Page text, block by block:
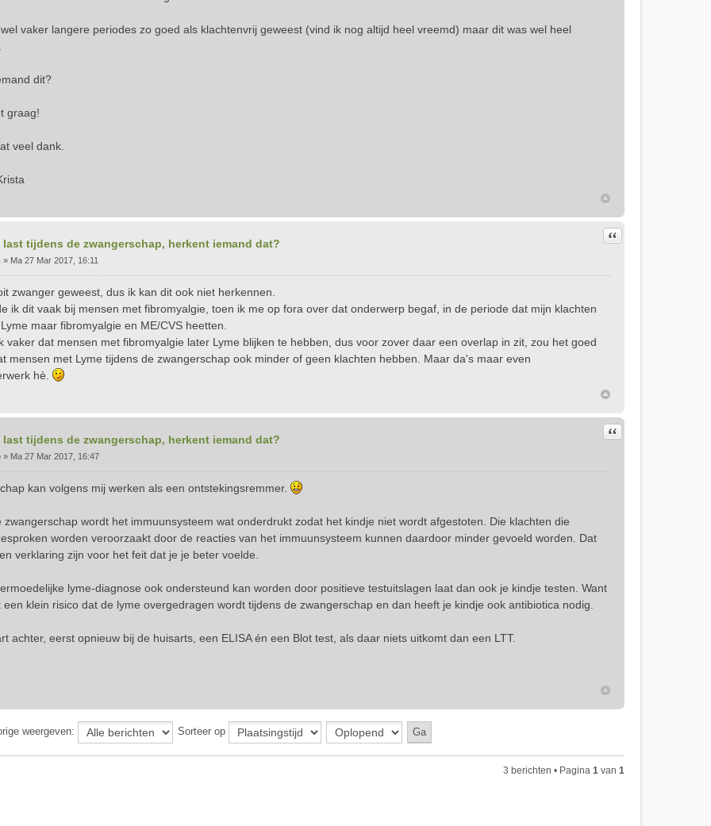
vaker langere periodes zo goed als klachtenvrij geweest (vind ik nog altijd heel vreemd) maar dit was wel heel
dit?
graag!
veel dank.
last tijdens de zwangerschap, herkent iemand dat? Citeer
» Ma 27 Mar 2017, 16:11
zwanger geweest, dus ik kan dit ook niet herkennen.
ik dit vaak bij mensen met fibromyalgie, toen ik me op fora over dat onderwerp begaf, in de periode dat mijn klachten
maar fibromyalgie en ME/CVS heetten.
vaker dat mensen met fibromyalgie later Lyme blijken te hebben, dus voor zover daar een overlap in zit, zou het goed
mensen met Lyme tijdens de zwangerschap ook minder of geen klachten hebben. Maar da's maar even
hè.
last tijdens de zwangerschap, herkent iemand dat? Citeer
» Ma 27 Mar 2017, 16:47
kan volgens mij werken als een ontstekingsremmer.
zwangerschap wordt het immuunsysteem wat onderdrukt zodat het kindje niet wordt afgestoten. Die klachten die
worden veroorzaakt door de reacties van het immuunsysteem kunnen daardoor minder gevoeld worden. Dat
verklaring zijn voor het feit dat je je beter voelde.
lyme-diagnose ook ondersteund kan worden door positieve testuitslagen laat dan ook je kindje testen. Want
een klein risico dat de lyme overgedragen wordt tijdens de zwangerschap en dan heeft je kindje ook antibiotica nodig.
achter, eerst opnieuw bij de huisarts, een ELISA én een Blot test, als daar niets uitkomt dan een LTT.
weergeven: Sorteer op
3 berichten • Pagina 1 van 1